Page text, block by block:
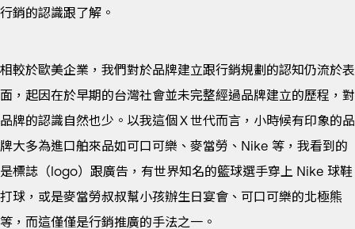
行銷的認識跟了解。
相較於歐美企業，我們對於品牌建立跟行銷規劃的認知仍流於表
面，起因在於早期的台灣社會並未完整經過品牌建立的歷程，對
品牌的認識自然也少。以我這個Ｘ世代而言，小時候有印象的品
牌大多為進口舶來品如可口可樂、麥當勞、Nike 等，我看到的
是標誌（logo）跟廣告，有世界知名的籃球選手穿上 Nike 球鞋
打球，或是麥當勞叔叔幫小孩辦生日宴會、可口可樂的北極熊
等，而這僅僅是行銷推廣的手法之一。